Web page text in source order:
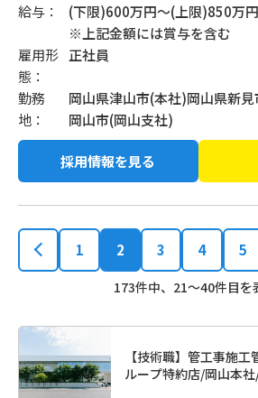
給与：
(下限)600万円〜(上限)850万円
※上記金額には賞与を含む
雇用形
態：
正社員
勤務
地：
岡山県津山市(本社)岡山県新
岡山市(岡山支社)
採用情報を見る
1 2 3 4 5
173件中、21～40件目を
【技術職】管工事施
ループ特約店/岡山本